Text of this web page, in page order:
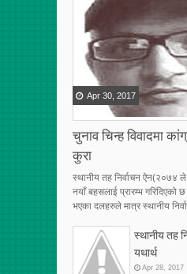
[RECENT][5]
चुनाव चिन्ह विवादमा
कुरा
Apr 30 2017
स्थानीय तह निर्वाचन ऐन(२०७४ ले
नयाँ बहसलाई प्रारम्भ गरिदिएको
भएका दलहरुले मात्र स्थानीय
स्थानीय तह
यथार्थ
Apr 28 2017